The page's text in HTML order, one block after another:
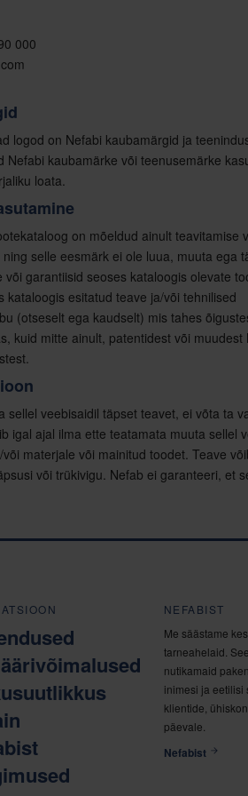
000
logod on Nefabi kaubamärgid ja
Nefabi kaubamärke või teenusemärke
loata.
on mõeldud ainult teavitamise
selle eesmärk ei ole luua, muuta ega
või garantiisid seoses kataloogis olevate
kataloogis esitatud teave ja/või tehnilised
(otseselt ega kaudselt) mis tahes
kuid mitte ainult, patentidest või muudest
sellel veebisaidil täpset teavet, ei võta ta
igal ajal ilma ette teatamata muuta sellel
materjale või mainitud toodet. Teave
või trükivigu. Nefab ei garanteeri, et
NEFABIST
Me säästame
tarneahelaid.
nutikamaid
inimesi ja eetilisi
klientide,
päevale.
Nefabist